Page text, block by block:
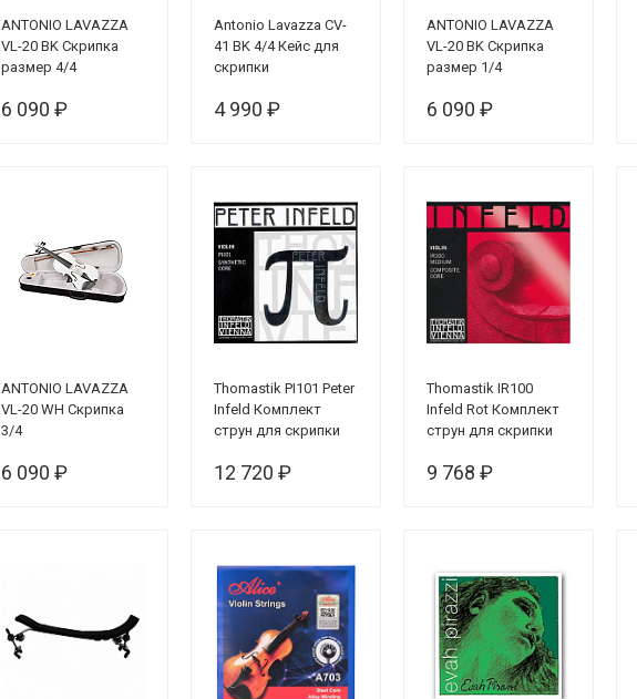
ANTONIO LAVAZZA
VL-20 BK Скрипка
размер 4/4
смычок + канифоль)
6 090 ₽
Antonio Lavazza CV-
41 BK 4/4 Кейс для
скрипки
4 990 ₽
ANTONIO LAVAZZA
VL-20 BK Скрипка
размер 1/4
смычок + канифоль)
6 090 ₽
ANTONIO LAVAZZA
VL-20 WH Скрипка
3/4
6 090 ₽
Thomastik PI101 Peter
Infeld Комплект
струн для скрипки
12 720 ₽
Thomastik IR100
Infeld Rot Комплект
струн для скрипки
9 768 ₽